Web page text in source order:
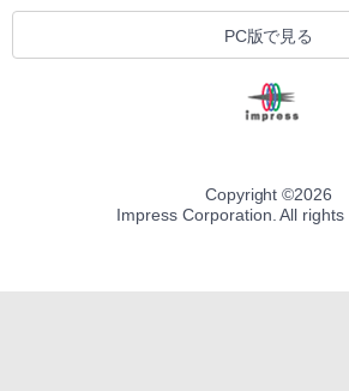
PC版で見る
Copyright ©2026
Impress Corporation. All